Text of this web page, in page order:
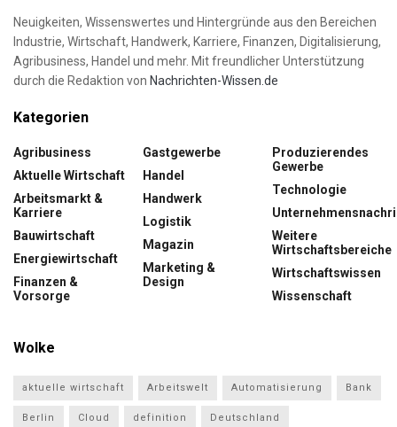
Neuigkeiten, Wissenswertes und Hintergründe aus den Bereichen
Industrie, Wirtschaft, Handwerk, Karriere, Finanzen, Digitalisierung,
Agribusiness, Handel und mehr. Mit freundlicher Unterstützung
durch die Redaktion von Nachrichten-Wissen.de
Kategorien
Agribusiness
Aktuelle Wirtschaft
Arbeitsmarkt &
Karriere
Bauwirtschaft
Energiewirtschaft
Finanzen &
Vorsorge
Gastgewerbe
Handel
Handwerk
Logistik
Magazin
Marketing &
Design
Produzierendes
Gewerbe
Technologie
Weitere
Wirtschaftsbereiche
Wirtschaftswissen
Wissenschaft
Wolke
aktuelle wirtschaft Arbeitswelt Automatisierung Bank
Berlin Cloud definition Deutschland